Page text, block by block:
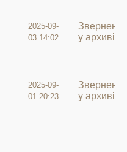
2025-09-
03 14:02
у архиві
2025-09-
01 20:23
у архиві